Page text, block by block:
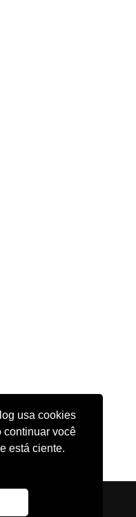
usa cookies
continuar você
está ciente.